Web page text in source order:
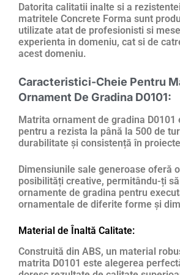
Datorita calitatii inalte si a
matritele Concrete Forma sunt
utilizate atat de profesionisti si
experienta in domeniu, cat si de
acest domeniu.
Caracteristici-Cheie Pentru
Ornament De Gradina D0101:
Matrita ornament de gradina D0101
pentru a rezista la până la 500 de
durabilitate și consistență în
Dimensiunile sale generoase oferă
posibilități creative, permitându-ți
ornamente de gradina pentru
ornamentale de diferite forme și
Material de Înaltă Calitate:
Construită din ABS, un material
matrita D0101 este alegerea